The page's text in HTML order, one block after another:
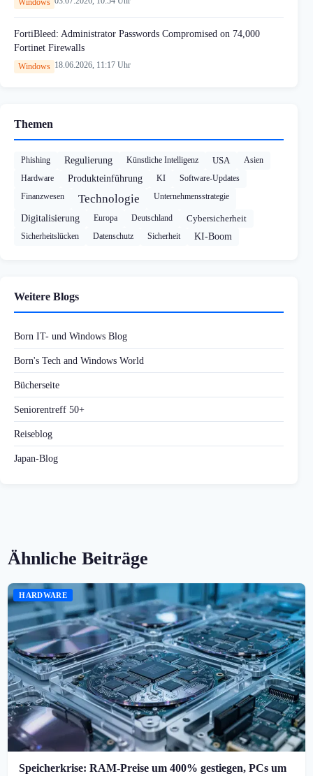
FortiBleed: Administrator Passwords Compromised on 74,000
Fortinet Firewalls
Windows 18.06.2026, 11:17 Uhr
Themen
Phishing Regulierung Künstliche Intelligenz USA
Asien
Hardware
Produkteinführung KI
Software-Updates
Finanzwesen
Technologie Unternehmensstrategie
Digitalisierung Europa Deutschland Cybersicherheit
Sicherheitslücken Datenschutz Sicherheit KI-Boom
Weitere Blogs
Born IT- und Windows Blog
Born's Tech and Windows World
Bücherseite
Seniorentreff 50+
Reiseblog
Japan-Blog
Ähnliche Beiträge
HARDWARE
Speicherkrise: RAM-Preise um 400% gestiegen, PCs um